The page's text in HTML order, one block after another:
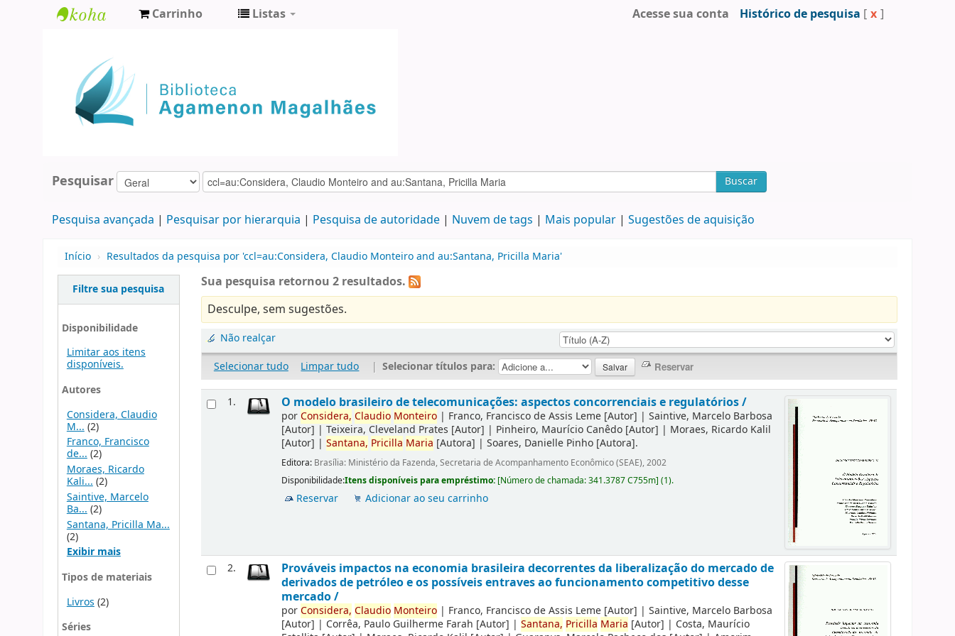
Agamenon
Magalhães
Carrinho Listas Acesse sua conta Histórico de pesquisa [ x ]
Pesquisar Buscar
Pesquisa avançada Pesquisar por hierarquia Pesquisa de autoridade Nuvem de tags Mais popular Sugestões de aquisição
Início › Resultados da pesquisa por 'ccl=au:Considera, Claudio Monteiro and au:Santana, Pricilla Maria'
Filtre sua pesquisa
Disponibilidade
Limitar aos itens
disponíveis.
Autores
Considera, Claudio
M... (2)
Franco, Francisco
de...(2)
Moraes, Ricardo
Kali... (2)
Saintive, Marcelo
Ba... (2)
Santana, Pricilla Ma...
(2)
Exibir mais
Tipos de materiais
Livros (2)
Séries
Sua pesquisa retornou 2 resultados.
Desculpe, sem sugestões.
Não realçar
Selecionar tudo
Limpar tudo | Selecionar títulos para:
1. O modelo brasileiro de telecomunicações: aspectos concorrenciais e regulatórios /
porConsidera, Claudio Monteiro | Franco, Francisco de Assis Leme [Autor] |Saintive, Marcelo Barbosa
[Autor] |Teixeira, Cleveland Prates [Autor] | Pinheiro, Maurício Canêdo [Autor] | Moraes, Ricardo Kalil
[Autor] |Santana, Pricilla Maria [Autora] |Soares, Danielle Pinho [Autora].
Editora: Brasília: Ministério da Fazenda, Secretaria de Acompanhamento Econômico (SEAE), 2002
Disponibilidade:Itens disponíveis para empréstimo: [Número de chamada:341.3787 C755m](1).
Reservar Adicionar ao seu carrinho
2.
Prováveis impactos na economia brasileira decorrentes da liberalização do mercado de
derivados de petróleo e os possíveis entraves ao funcionamento competitivo desse
mercado /
porConsidera, Claudio Monteiro | Franco, Francisco de Assis Leme [Autor] |Saintive, Marcelo Barbosa
[Autor] | Corrêa, Paulo Guilherme Farah [Autor] |Santana, Pricilla Maria [Autor] | Costa, Maurício